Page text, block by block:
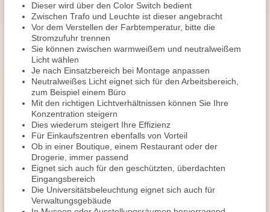
Dieser wird über den Color Switch bedient
Zwischen Trafo und Leuchte ist dieser angebracht
Vor dem Verstellen der Farbtemperatur, bitte die
Stromzufuhr trennen
Sie können zwischen warmweißem und neutralweißem
Licht wählen
Je nach Einsatzbereich bei Montage anpassen
Neutralweißes Licht eignet sich für den Arbeitsbereich,
zum Beispiel einem Büro
Mit den richtigen Lichtverhältnissen können Sie Ihre
Konzentration steigern
Dies wiederum steigert Ihre Effizienz
Für Einkaufszentren ebenfalls von Vorteil
Ob in einer Boutique, einem Restaurant oder der
Drogerie, immer passend
Eignet sich auch für den geschützten, überdachten
Eingangsbereich
Die Universitätsbeleuchtung eignet sich auch für
Verwaltungsgebäude